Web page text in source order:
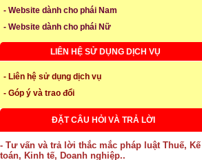
- Website dành cho phái Nam
- Website dành cho phái Nữ
LIÊN HỆ SỬ DỤNG DỊCH VỤ
- Liên hệ sử dụng dịch vụ
- Góp ý và trao đổi
ĐẶT CÂU HỎI VÀ TRẢ LỜI
- Tư vấn và trả lời thắc mắc pháp luật Thuế, Kế
toán, Kinh tế, Doanh nghiệp..